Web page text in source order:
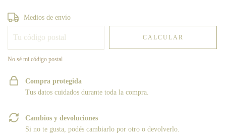
Entregas para el CP:
Medios de envío
CALCULAR
No sé mi código postal
Compra protegida
Tus datos cuidados durante toda la compra.
Cambios y devoluciones
Si no te gusta, podés cambiarlo por otro o devolverlo.